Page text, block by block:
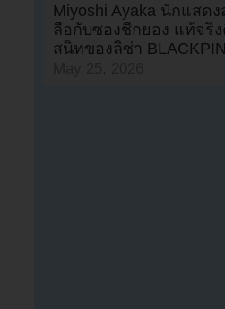
Miyoshi Ayaka นักแสด
ลือกับซองชีกยอง แท้จริ
สนิทของลิซ่า